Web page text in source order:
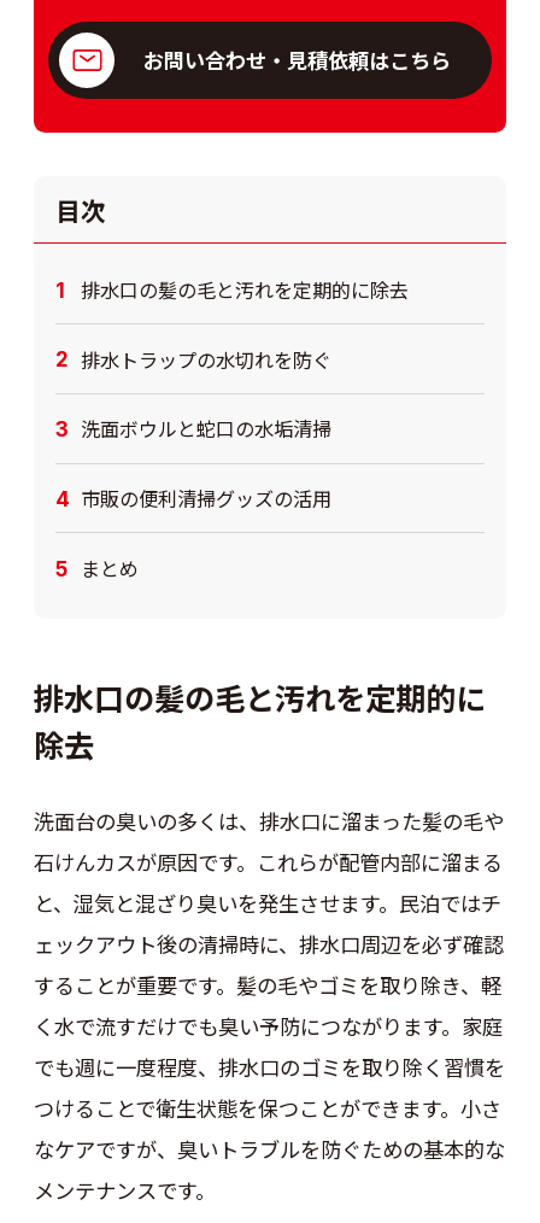
お問い合わせ・見積依頼はこちら
目次
排水口の髪の毛と汚れを定期的に除去
排水トラップの水切れを防ぐ
洗面ボウルと蛇口の水垢清掃
市販の便利清掃グッズの活用
まとめ
排水口の髪の毛と汚れを定期的に
除去
洗面台の臭いの多くは、排水口に溜まった髪の毛や
石けんカスが原因です。これらが配管内部に溜まる
と、湿気と混ざり臭いを発生させます。民泊ではチ
ェックアウト後の清掃時に、排水口周辺を必ず確認
することが重要です。髪の毛やゴミを取り除き、軽
く水で流すだけでも臭い予防につながります。家庭
でも週に一度程度、排水口のゴミを取り除く習慣を
つけることで衛生状態を保つことができます。小さ
なケアですが、臭いトラブルを防ぐための基本的な
メンテナンスです。